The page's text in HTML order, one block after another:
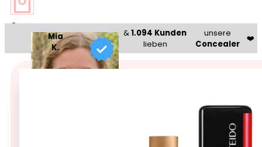
0
Mia
K.
&1.094 Kunden
lieben
unsere
Concealer
❤️
Shiseido Synchro Skin